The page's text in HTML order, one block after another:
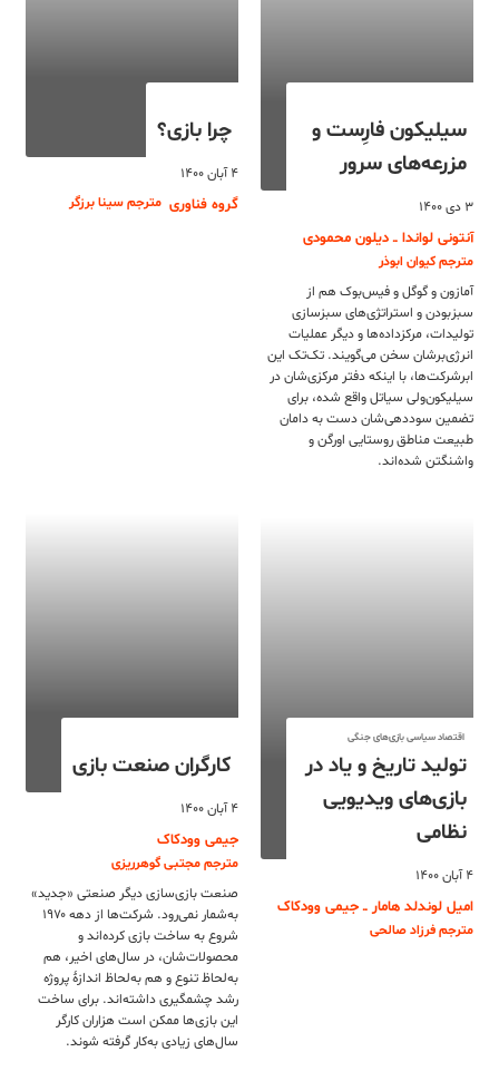
سیلیکون فارِست و
مزرعه‌های سرور
۳ دی ۱۴۰۰
آنتونی لواندا ــ دیلون محمودی
مترجم کیوان ابوذر
آمازون و گوگل و فیس‌بوک هم از
سبزبودن و استراتژی‌های سبزسازی
تولیدات، مرکزداده‌ها و دیگر عملیات
انرژی‌برشان سخن می‌گویند. تک‌تک این
ابرشرکت‌ها، با اینکه دفتر مرکزی‌شان در
سیلیکون‌ولی سیاتل واقع شده، برای
تضمین سوددهی‌شان دست به دامان
طبیعت مناطق روستایی اورگن و
واشنگتن شده‌اند.
چرا بازی؟
۴ آبان ۱۴۰۰
گروه فناوری مترجم سینا برزگر
اقتصاد سیاسی بازی‌های جنگی
تولید تاریخ و یاد در
بازی‌های ویدیویی
نظامی
۴ آبان ۱۴۰۰
امیل لوندلد هامار ــ جیمی وودکاک
مترجم فرزاد صالحی
کارگران صنعت بازی‌
۴ آبان ۱۴۰۰
جیمی وودکاک
مترجم مجتبی گوهرریزی
صنعت بازی‌سازی دیگر صنعتی «جدید»
به‌شمار نمی‌رود. شرکت‌ها از دهه ۱۹۷۰
شروع به ساخت بازی کرده‌اند و
محصولات‌شان، در سال‌های اخیر، هم
به‌لحاظ تنوع و هم به‌لحاظ اندازۀ پروژه
رشد چشمگیری داشته‌اند. برای ساخت
این بازی‌ها ممکن است هزاران کارگر
سال‌های زیادی به‌کار گرفته شوند.